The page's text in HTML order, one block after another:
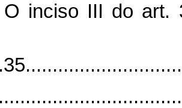
O inciso III do art.